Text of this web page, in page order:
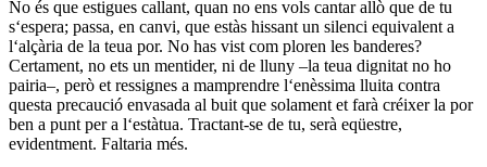
No és que estigues callant, quan no ens vols cantar allò que de tu
s‘espera; passa, en canvi, que estàs hissant un silenci equivalent a
l‘alçària de la teua por. No has vist com ploren les banderes?
Certament, no ets un mentider, ni de lluny –la teua dignitat no ho
pairia–, però et ressignes a mamprendre l‘enèssima lluita contra
questa precaució envasada al buit que solament et farà créixer la por
ben a punt per a l‘estàtua. Tractant-se de tu, serà eqüestre,
evidentment. Faltaria més.